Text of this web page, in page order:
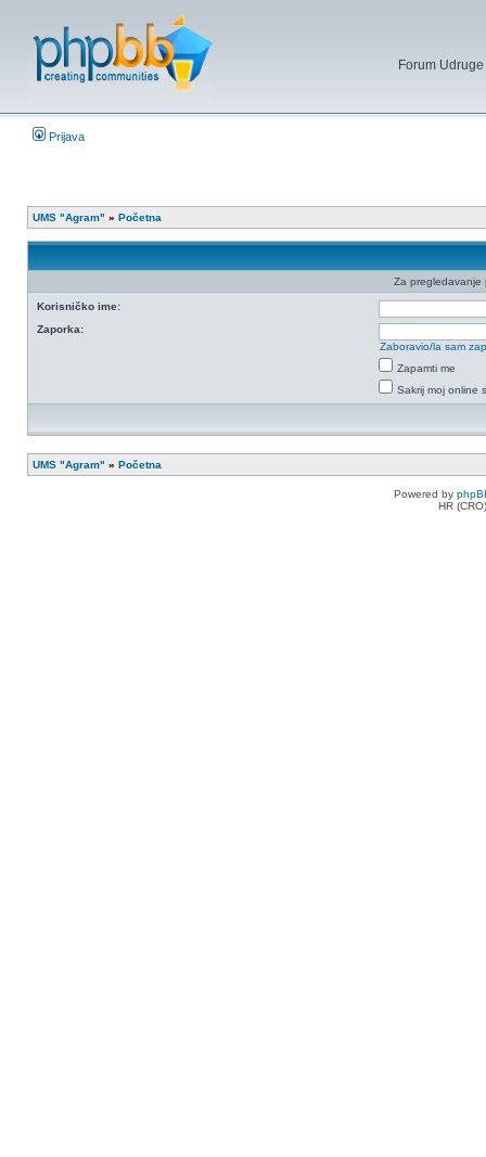
Forum
Prijava
UMS "Agram" » Početna
Za pregledavanje
Korisničko ime:
Zaporka:
Zaboravio/la sam
Zapamti me
Sakrij moj online
UMS "Agram" » Početna
Powered by
HR